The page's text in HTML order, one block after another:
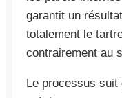
garantit un
totalement le
contrairement au
Le processus suit